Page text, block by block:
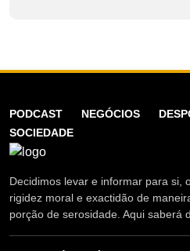
PODCAST NEGÓCIOS
SOCIEDADE
Decidimos levar e informar para si,
rigidez moral e exactidão de
porção de serosidade. Aqui saberá